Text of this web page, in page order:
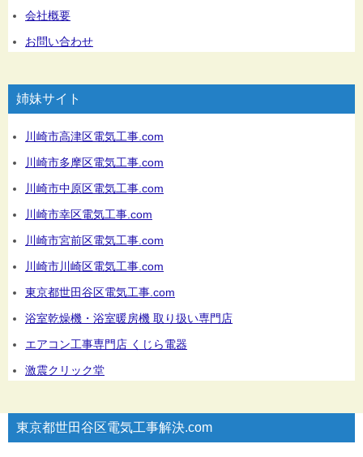
会社概要
お問い合わせ
姉妹サイト
川崎市高津区電気工事.com
川崎市多摩区電気工事.com
川崎市中原区電気工事.com
川崎市幸区電気工事.com
川崎市宮前区電気工事.com
川崎市川崎区電気工事.com
東京都世田谷区電気工事.com
浴室乾燥機・浴室暖房機 取り扱い専門店
エアコン工事専門店 くじら電器
激震クリック堂
東京都世田谷区電気工事解決.com